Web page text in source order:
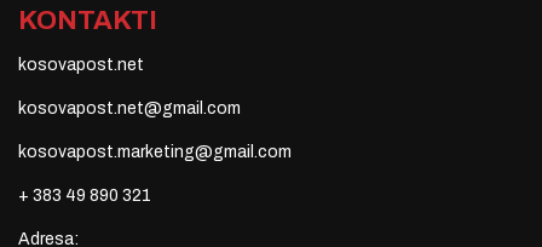
KONTAKTI
kosovapost.net
kosovapost.net@gmail.com
kosovapost.marketing@gmail.com
+ 383 49 890 321
Adresa: